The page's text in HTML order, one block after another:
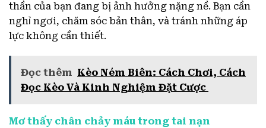
thần của bạn đang bị ảnh hưởng nặng nề. Bạn cần
nghỉ ngơi, chăm sóc bản thân, và tránh những áp
lực không cần thiết.
Đọc thêm Kèo Ném Biên: Cách Chơi, Cách
Đọc Kèo Và Kinh Nghiệm Đặt Cược
Mơ thấy chân chảy máu trong tai nạn